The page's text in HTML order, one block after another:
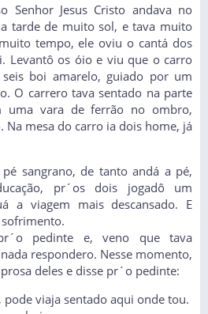
Senhor Jesus Cristo andava no
tarde de muito sol, e tava muito
tempo, ele oviu o cantá dos
Levantô os óio e viu que o carro
boi amarelo, guiado por um
O carrero tava sentado na parte
uma vara de ferrão no ombro,
Na mesa do carro ia dois home, já
sangrano, de tanto andá a pé,
pr´os dois jogadô um
a viagem mais descansado. E
pedinte e, veno que tava
respondero. Nesse momento,
deles e disse pr´o pedinte:
pode viaja sentado aqui onde tou.